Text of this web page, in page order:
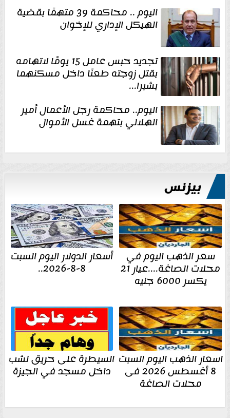
اليوم .. محاكمة 39 متهمًا بقضية
الهيكل الإداري للإخوان
تجديد حبس عامل 15 يومًا لاتهامه
بقتل زوجته طعنًا داخل مسكنهما
بشبرا...
اليوم.. محاكمة رجل الأعمال أمير
الهلالي بتهمة غسل الأموال
بيزنس
سعر الذهب اليوم في
محلات الصاغة....عيار 21
يكسر 6000 جنيه
أسعار الدولار اليوم السبت
8-8-2026..
اسعار الذهب اليوم السبت
8 أغسطس 2026 فى
محلات الصاغة
السيطرة على حريق نشب
داخل مسجد في الجيزة